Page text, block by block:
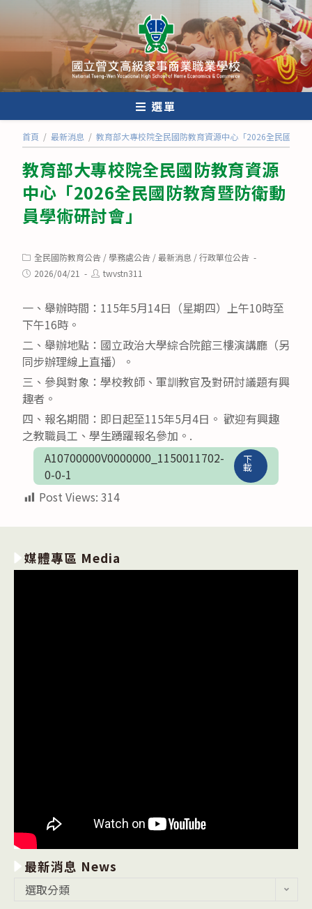
內
選單
首頁 / 最新消息 / 教育部大專校院全民國防教育資源中心「2026全民國防教
教育部大專校院全民國防教育資源
中心「2026全民國防教育暨防衛動
員學術研討會」
Post
category:
全民國防教育公告 / 學務處公告 /最新消息 /行政單位公告
Post2026/04/21
Posttwvstn311
一、舉辦時間：115年5月14日（星期四）上午10時至
下午16時。
二、舉辦地點：國立政治大學綜合院館三樓演講廳（另
同步辦理線上直播）。
三、參與對象：學校教師、軍訓教官及對研討議題有興
趣者。
四、報名期間：即日起至115年5月4日。 歡迎有興趣
之教職員工、學生踴躍報名參加。.
A10700000V0000000_1150011702-
0-0-1
下
載
Post Views: 314
媒體專區 Media
最新消息 News
選取分類